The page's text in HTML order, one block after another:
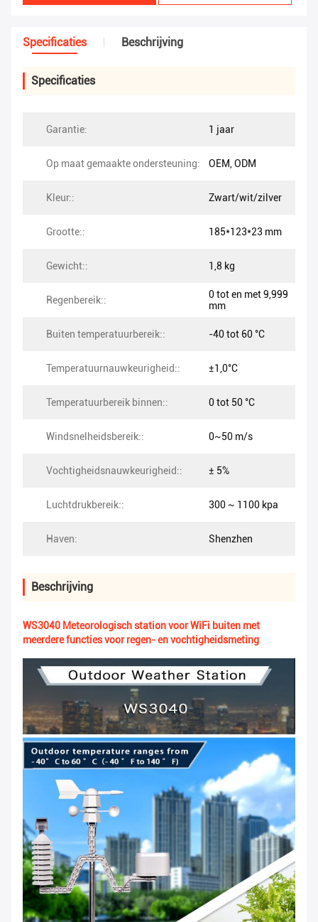
Specificaties Beschrijving
Specificaties
Garantie: 1 jaar
Op maat gemaakte ondersteuning: OEM, ODM
Kleur:: Zwart/wit/zilver
Grootte:: 185*123*23 mm
Gewicht:: 1,8 kg
Regenbereik::
0 tot en met 9,999
mm
Buiten temperatuurbereik:: -40 tot 60 °C
Temperatuurnauwkeurigheid:: ±1,0°C
Temperatuurbereik binnen:: 0 tot 50 °C
Windsnelheidsbereik:: 0~50 m/s
Vochtigheidsnauwkeurigheid:: ± 5%
Luchtdrukbereik:: 300 ~ 1100 kpa
Haven: Shenzhen
Beschrijving
WS3040 Meteorologisch station voor WiFi buiten met
meerdere functies voor regen- en vochtigheidsmeting